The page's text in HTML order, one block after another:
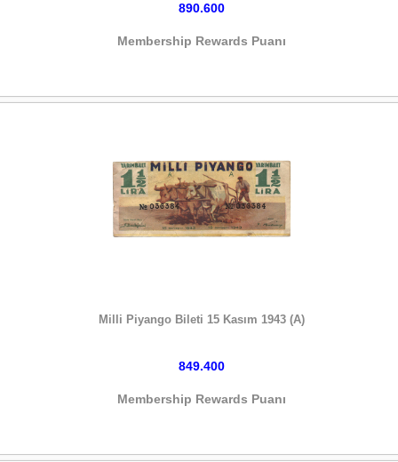
890.600
Membership Rewards Puanı
Milli Piyango Bileti 15 Kasım 1943 (A)
849.400
Membership Rewards Puanı